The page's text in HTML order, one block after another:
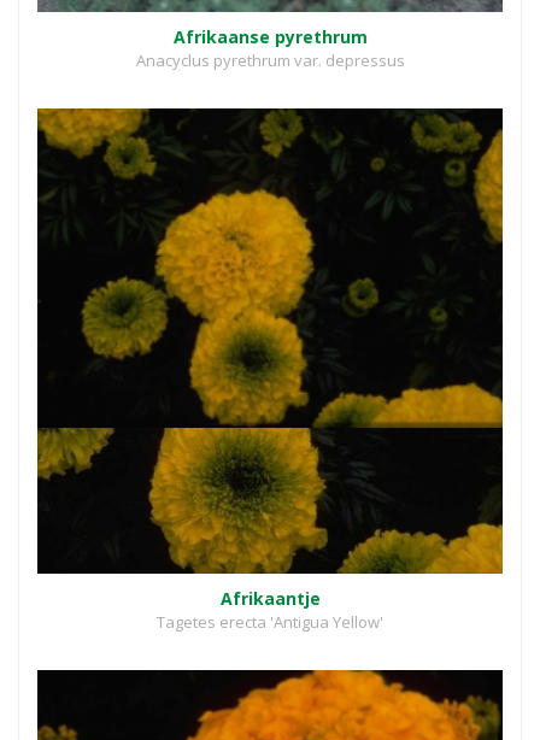
Afrikaanse pyrethrum
Anacyclus pyrethrum var. depressus
Afrikaantje
Tagetes erecta 'Antigua Yellow'